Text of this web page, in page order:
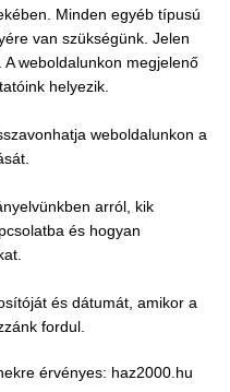
Minden egyéb típusú
van szükségünk. Jelen
weboldalunkon megjelenő
helyezik.
weboldalunkon a
arról, kik
és hogyan
és dátumát, amikor a
fordul.
érvényes: haz2000.hu